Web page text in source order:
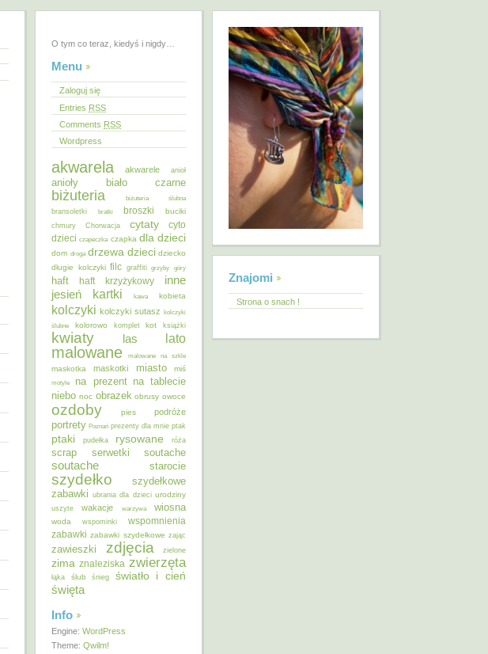
O tym co teraz, kiedyś i nigdy…
Menu
Zaloguj się
Entries RSS
Comments RSS
Wordpress
akwarela akwarele anioł
anioły biało czarne
biżuteria
biżuteria ślubna
bransoletki
bratki broszki buciki
chmury Chorwacja cytaty
cyto
dzieci czapeczka czapka dla dzieci
dom droga drzewa dzieci dziecko
długie kolczyki filc graffiti grzyby góry
haft haft krzyżykowy inne
jesień kartki kawa kobieta
kolczyki kolczyki sutasz kolczyki
ślubne
kolorowo komplet kot książki
kwiaty las lato
malowane malowane na szkle
maskotka maskotki miasto miś
motyle na prezent na tablecie
niebo noc obrazek obrusy owoce
ozdoby pies podróże
portrety Poznań prezenty dla mnie ptak
ptaki pudełka rysowane róża
scrap serwetki soutache
soutache starocie
szydełko
szydełkowe
zabawki ubrania dla dzieci urodziny
uszyte wakacje warzywa wiosna
woda wspominki
wspomnienia
zabawki zabawki szydełkowe zając
zawieszki zdjęcia zielone
zima znaleziska zwierzęta
łąka ślub śnieg światło i cień
święta
Info
Engine: WordPress
Theme: Qwilm!
Znajomi
Strona o snach !